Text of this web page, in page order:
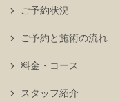
ご予約状況
ご予約と施術の流れ
料金・コース
スタッフ紹介